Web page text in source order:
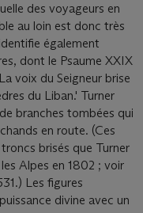
des voyageurs en
au loin est donc très
également
dont le Psaume XXIX
voix du Seigneur brise
du Liban.' Turner
branches tombées qui
en route. (Ces
brisés que Turner
Alpes en 1802 ; voir
Les figures
divine avec un